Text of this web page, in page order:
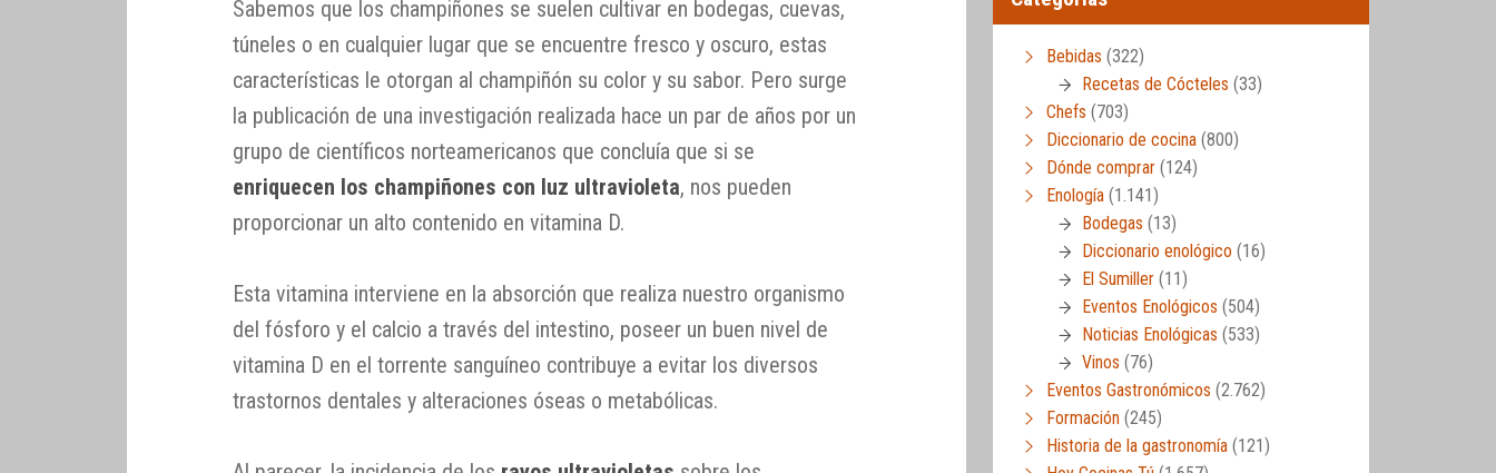
Sabemos que los champiñones se suelen cultivar en bodegas, cuevas,
túneles o en cualquier lugar que se encuentre fresco y oscuro, estas
características le otorgan al champiñón su color y su sabor. Pero surge
la publicación de una investigación realizada hace un par de años por un
grupo de científicos norteamericanos que concluía que si se
enriquecen los champiñones con luz ultravioleta, nos pueden
proporcionar un alto contenido en vitamina D.
Esta vitamina interviene en la absorción que realiza nuestro organismo
del fósforo y el calcio a través del intestino, poseer un buen nivel de
vitamina D en el torrente sanguíneo contribuye a evitar los diversos
trastornos dentales y alteraciones óseas o metabólicas.
Bebidas (322)
Recetas de Cócteles (33)
Chefs (703)
Diccionario de cocina (800)
Dónde comprar (124)
Enología (1.141)
Bodegas (13)
Diccionario enológico (16)
El Sumiller (11)
Eventos Enológicos (504)
Noticias Enológicas (533)
Vinos (76)
Eventos Gastronómicos (2.762)
Formación (245)
Historia de la gastronomía (121)